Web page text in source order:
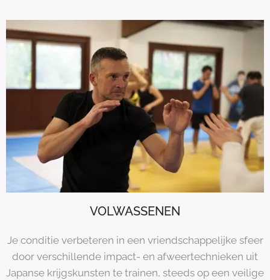
VOLWASSENEN
Je conditie verbeteren in een vriendschappelijke sfeer
door verschillende impact- en afweertechnieken uit
Japanse krijgskunsten te trainen, steeds op een veilige